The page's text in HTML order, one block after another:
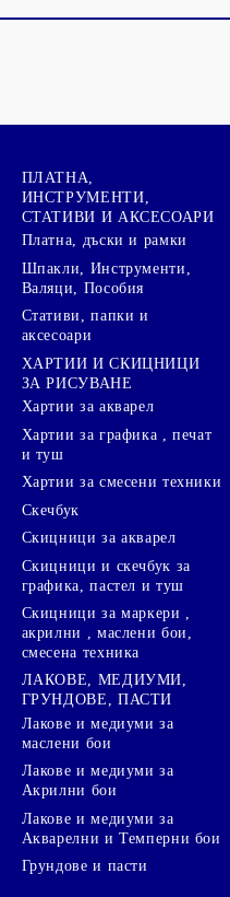
ПЛАТНА,
ИНСТРУМЕНТИ,
СТАТИВИ И АКСЕСОАРИ
Платна, дъски и рамки
Шпакли, Инструменти,
Валяци, Пособия
Стативи, папки и
аксесоари
ХАРТИИ И СКИЦНИЦИ
ЗА РИСУВАНЕ
Хартии за акварел
Хартии за графика , печат
и туш
Хартии за смесени техники
Скечбук
Скицници за акварел
Скицници и скечбук за
графика, пастел и туш
Скицници за маркери ,
акрилни , маслени бои,
смесена техника
ЛАКОВЕ, МЕДИУМИ,
ГРУНДОВЕ, ПАСТИ
Лакове и медиуми за
маслени бои
Лакове и медиуми за
Акрилни бои
Лакове и медиуми за
Акварелни и Темперни бои
Грундове и пасти